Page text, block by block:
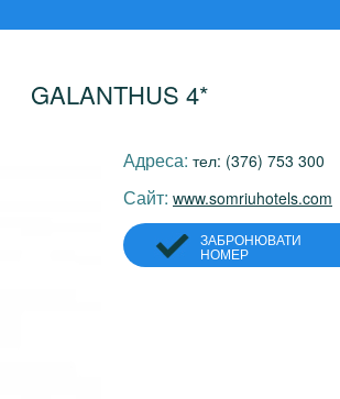
GALANTHUS 4*
Адреса: тел: (376) 753 300
Сайт: www.somriuhotels.com
ЗАБРОНЮВАТИ
НОМЕР